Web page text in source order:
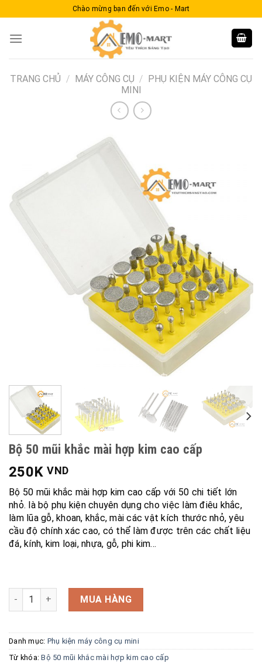
to
Chào mừng bạn đến với Emo - Mart
TRANG CHỦ / MÁY CÔNG CỤ / PHỤ KIỆN MÁY CÔNG CỤ
MINI
Bộ 50 mũi khắc mài hợp kim cao cấp
250KVND
Bộ 50 mũi khắc mài hợp kim cao cấp với 50 chi tiết lớn
nhỏ. là bộ phụ kiện chuyên dụng cho việc làm điêu khắc,
làm lũa gỗ, khoan, khắc, mài các vật kích thước nhỏ, yêu
cầu độ chính xác cao, có thể làm được trên các chất liệu
đá, kính, kim loại, nhựa, gỗ, phi kim…
Bộ 50 mũi khắc mài hợp kim cao cấp số lượng
MUA HÀNG
Danh mục: Phụ kiện máy công cụ mini
Từ khóa:Bộ 50 mũi khắc mài hợp kim cao cấp